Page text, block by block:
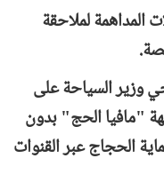
لملاحقة
السياحة على
"مافيا الحج" بدون
الحجاج عبر القنوات